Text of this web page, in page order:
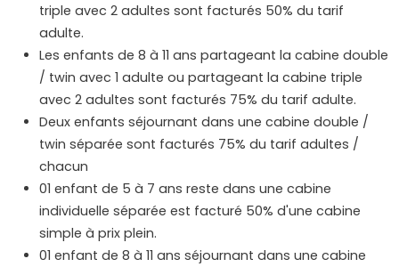
triple avec 2 adultes sont facturés 50% du tarif
adulte.
Les enfants de 8 à 11 ans partageant la cabine double
/ twin avec 1 adulte ou partageant la cabine triple
avec 2 adultes sont facturés 75% du tarif adulte.
Deux enfants séjournant dans une cabine double /
twin séparée sont facturés 75% du tarif adultes /
chacun
01 enfant de 5 à 7 ans reste dans une cabine
individuelle séparée est facturé 50% d'une cabine
simple à prix plein.
01 enfant de 8 à 11 ans séjournant dans une cabine